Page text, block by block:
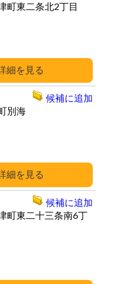
細
町東二条北2丁目
細
別海
候補に追加
町東二十三条南6丁
候補に追加